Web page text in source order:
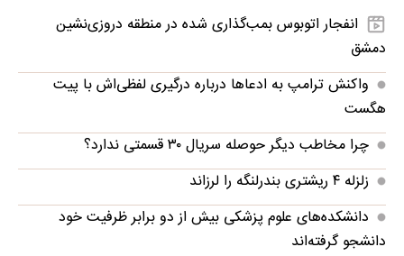
انفجار اتوبوس بمب‌گذاری شده در منطقه دروزی‌نشین
دمشق
واکنش ترامپ به ادعاها درباره درگیری لفظی‌اش با پیت
هگست
چرا مخاطب دیگر حوصله سریال ۳۰ قسمتی ندارد؟
زلزله ۴ ریشتری بندرلنگه را لرزاند
دانشکده‌های علوم پزشکی بیش از دو برابر ظرفیت خود
دانشجو گرفته‌اند